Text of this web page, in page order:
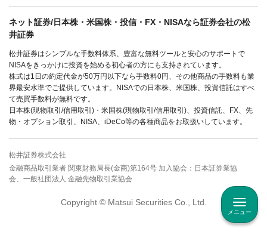
メニュー
ネット証券/日本株・米国株・投信・FX・NISAなら証券会社の松
井証券
松井証券はシンプルな手数料体系、豊富な無料ツールと安心のサポートで
NISAをきっかけに投資を始める初心者の方にも支持されています。
株式は1日の約定代金が50万円以下なら手数料0円、その他商品の手数料も業
界最安水準でご提供しています。NISAでの日本株、米国株、投資信託はすべ
て売買手数料が無料です。
日本株(現物取引/信用取引)・米国株(現物取引/信用取引)、投資信託、FX、先
物・オプション取引、NISA、iDeCo等の各種商品をお取扱いしています。
松井証券株式会社
金融商品取引業者 関東財務局長(金商)第164号 加入協会：日本証券業協
会、一般社団法人 金融先物取引業協会
Copyright © Matsui Securities Co., Ltd.